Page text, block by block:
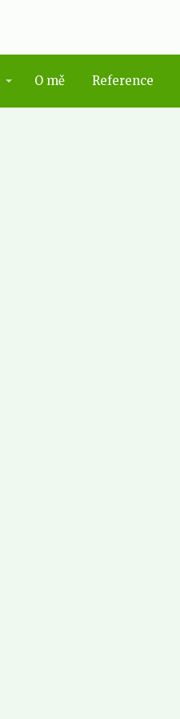
O mě Reference